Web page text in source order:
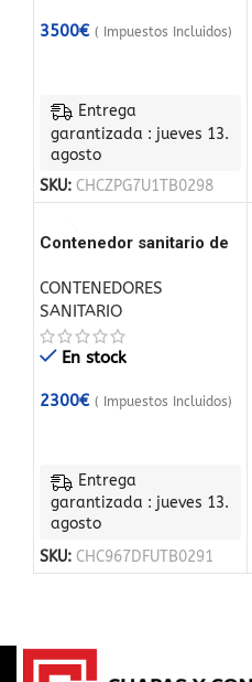
3500€ ( Impuestos Incluidos)
Entrega
garantizada : jueves 13.
agosto
SKU: CHCZPG7U1TB0298
Contenedor sanitario de
CONTENEDORES
SANITARIO
En stock
2300€ ( Impuestos Incluidos)
Entrega
garantizada : jueves 13.
agosto
SKU: CHC967DFUTB0291